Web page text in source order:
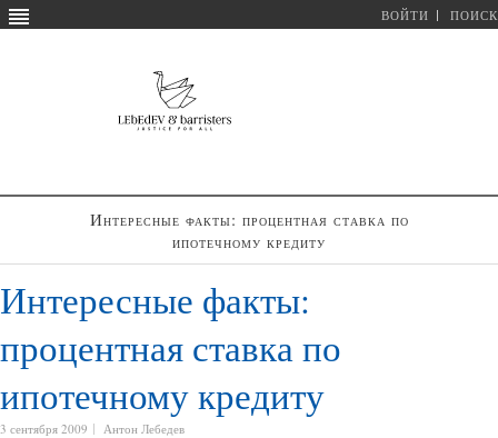
ВОЙТИ ПОИСК
Интересные факты: процентная ставка по
ипотечному кредиту
Интересные факты:
процентная ставка по
ипотечному кредиту
3 сентября 2009 Антон Лебедев